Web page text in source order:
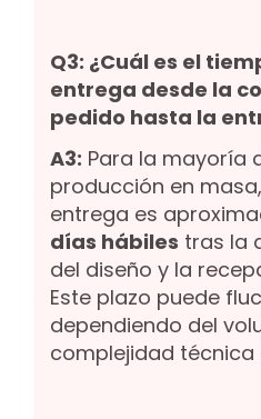
Q3: ¿Cuál es el
entrega desde la
pedido hasta la
A3: Para la mayoría
producción en
entrega es
días hábiles tras la
del diseño y la
Este plazo puede
dependiendo del
complejidad técnica